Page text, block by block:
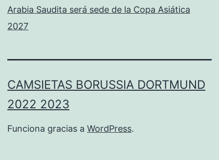
Arabia Saudita será sede de la Copa Asiática
2027
CAMSIETAS BORUSSIA DORTMUND
2022 2023
Funciona gracias a WordPress.